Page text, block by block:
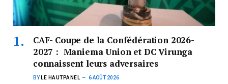
CAF- Coupe de la Confédération 2026-
2027 : Maniema Union et DC Virunga
connaissent leurs adversaires
BY LE HAUTPANEL 6 AOÛT 2026